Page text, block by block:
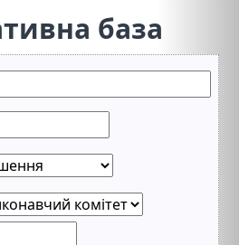
база